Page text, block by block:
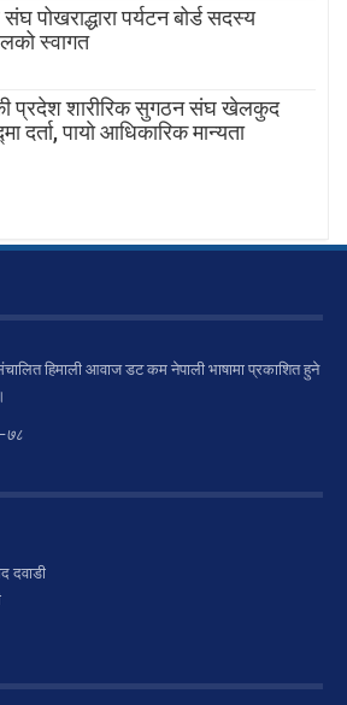
पोखराद्धारा पर्यटन बोर्ड सदस्य
स्वागत
प्रदेश शारीरिक सुगठन संघ खेलकुद
दर्ता, पायाे आधिकारिक मान्यता
संचालित हिमाली आवाज डट कम नेपाली भाषामा प्रकाशित हुने
दवाडी